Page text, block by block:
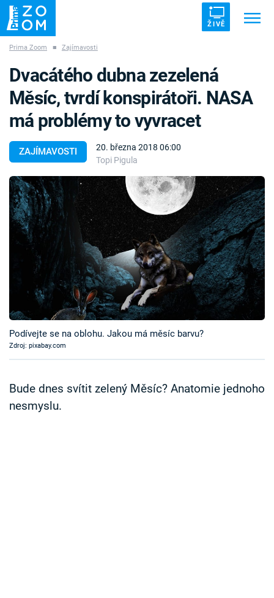
ŽIVĚ
ZÁHADY VETŘELCI DÁVNOVĚKU
Témata
Témata
Pořady
TV Program
Časopis
Sledujte prima+
Sledujte nás
Prima Zoom ■ Zajímavosti
ZAJÍMAVOSTI
20. března 2018 06:00
Topi Pigula
Dvacátého dubna zezelená
Měsíc, tvrdí konspirátoři. NASA
má problémy to vyvracet
Podívejte se na oblohu. Jakou má měsíc barvu?
Zdroj: pixabay.com
Bude dnes svítit zelený Měsíc? Anatomie jednoho
nesmyslu.